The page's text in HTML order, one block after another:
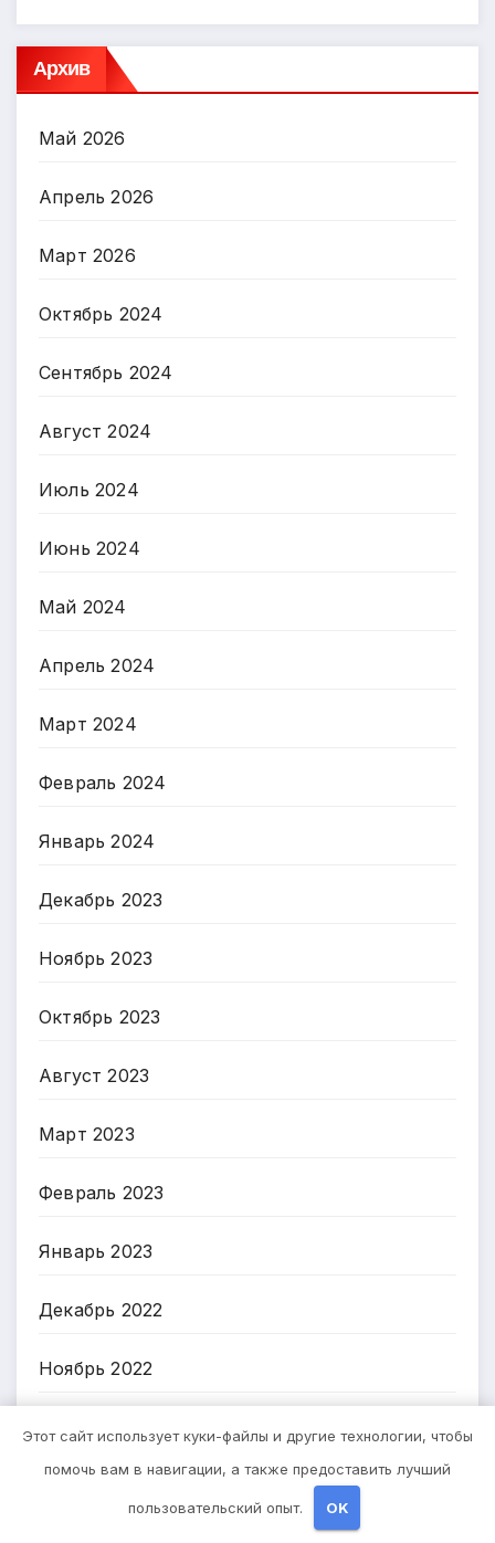
Архив
Май 2026
Апрель 2026
Март 2026
Октябрь 2024
Сентябрь 2024
Август 2024
Июль 2024
Июнь 2024
Май 2024
Апрель 2024
Март 2024
Февраль 2024
Январь 2024
Декабрь 2023
Ноябрь 2023
Октябрь 2023
Август 2023
Март 2023
Февраль 2023
Январь 2023
Декабрь 2022
Ноябрь 2022
Октябрь 2022
Этот сайт использует куки-файлы и другие технологии, чтобы
помочь вам в навигации, а также предоставить лучший
пользовательский опыт. OK